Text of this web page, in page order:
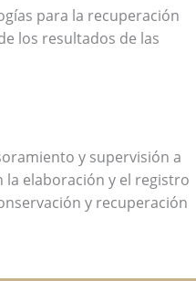
para la recuperación
los resultados de las
y supervisión a
elaboración y el registro
y recuperación